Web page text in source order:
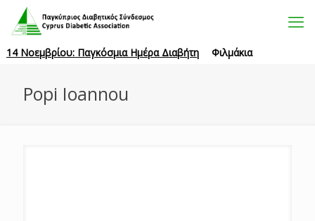
14 Νοεμβρίου: Παγκόσμια Ημέρα Διαβήτη Φιλμάκια
Popi Ioannou